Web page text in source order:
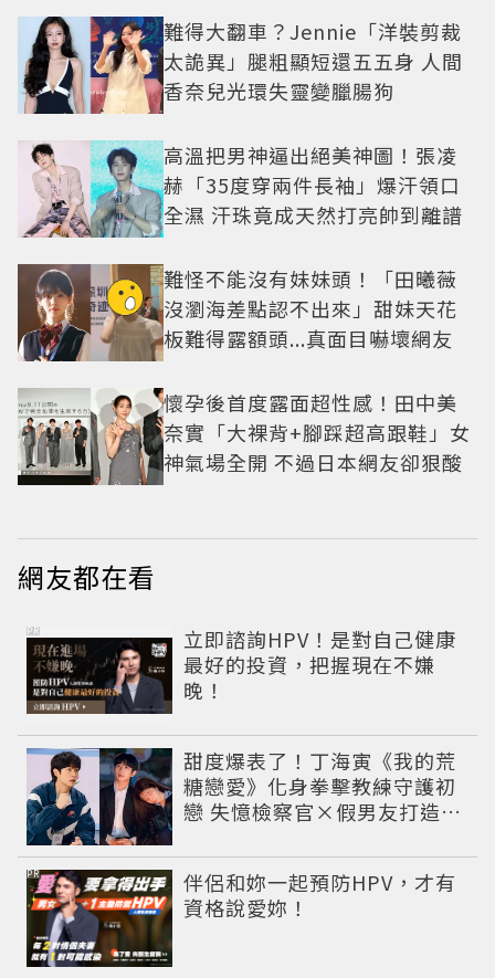
難得大翻車？Jennie「洋裝剪裁
太詭異」腿粗顯短還五五身 人間
香奈兒光環失靈變臘腸狗
高溫把男神逼出絕美神圖！張凌
赫「35度穿兩件長袖」爆汗領口
全濕 汗珠竟成天然打亮帥到離譜
難怪不能沒有妹妹頭！「田曦薇
沒瀏海差點認不出來」甜妹天花
板難得露額頭...真面目嚇壞網友
懷孕後首度露面超性感！田中美
奈實「大裸背+腳踩超高跟鞋」女
神氣場全開 不過日本網友卻狠酸
網友都在看
立即諮詢HPV！是對自己健康
最好的投資，把握現在不嫌
晚！
PR
甜度爆表了！丁海寅《我的荒
糖戀愛》化身拳擊教練守護初
戀 失憶檢察官×假男友打造今
伴侶和妳一起預防HPV，才有
資格說愛妳！
PR